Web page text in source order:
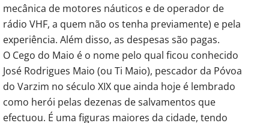
mecânica de motores náuticos e de operador de
rádio VHF, a quem não os tenha previamente) e pela
experiência. Além disso, as despesas são pagas.
O Cego do Maio é o nome pelo qual ficou conhecido
José Rodrigues Maio (ou Ti Maio), pescador da Póvoa
do Varzim no século XIX que ainda hoje é lembrado
como herói pelas dezenas de salvamentos que
efectuou. É uma figuras maiores da cidade, tendo